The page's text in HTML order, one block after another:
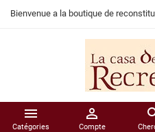
Bienvenue a la boutique de

Catégories

Compte